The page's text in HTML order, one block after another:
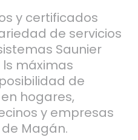
y certificados
de servicios
Saunier
ls máximas
de
hogares,
y empresas
Magán.